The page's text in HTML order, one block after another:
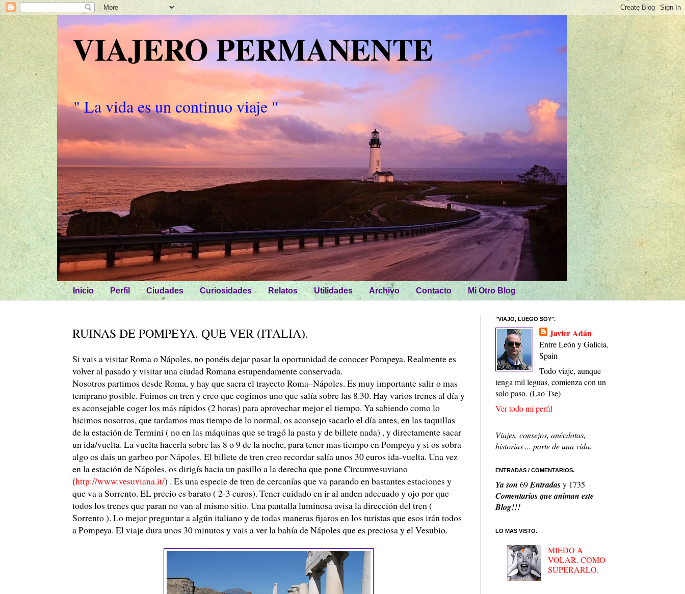
VIAJERO PERMANENTE
" La vida es un continuo viaje "
Inicio Perfil Ciudades Curiosidades Relatos Utilidades Archivo Contacto Mi Otro Blog
RUINAS DE POMPEYA. QUE VER (ITALIA).
Si vais a visitar Roma o Nápoles, no ponéis dejar pasar la oportunidad de conocer Pompeya. Realmente es
volver al pasado y visitar una ciudad Romana estupendamente conservada.
Nosotros partimos desde Roma, y hay que sacra el trayecto Roma–Nápoles. Es muy importante salir o mas
temprano posible. Fuimos en tren y creo que cogimos uno que salía sobre las 8.30. Hay varios trenes al día y
es aconsejable coger los más rápidos (2 horas) para aprovechar mejor el tiempo. Ya sabiendo como lo
hicimos nosotros, que tardamos mas tiempo de lo normal, os aconsejo sacarlo el día antes, en las taquillas
de la estación de Termini ( no en las máquinas que se tragó la pasta y de billete nada) , y directamente sacar
un ida/vuelta. La vuelta hacerla sobre las 8 o 9 de la noche, para tener mas tiempo en Pompeya y si os sobra
algo os dais un garbeo por Nápoles. El billete de tren creo recordar salía unos 30 euros ida-vuelta. Una vez
en la estación de Nápoles, os dirigís hacia un pasillo a la derecha que pone Circumvesuviano
(http://www.vesuviana.it/) . Es una especie de tren de cercanías que va parando en bastantes estaciones y
que va a Sorrento. EL precio es barato ( 2-3 euros). Tener cuidado en ir al anden adecuado y ojo por que
todos los trenes que paran no van al mismo sitio. Una pantalla luminosa avisa la dirección del tren (
Sorrento ). Lo mejor preguntar a algún italiano y de todas maneras fijaros en los turistas que esos irán todos
a Pompeya. El viaje dura unos 30 minutos y vais a ver la bahía de Nápoles que es preciosa y el Vesubio.
"VIAJO, LUEGO SOY".
Javier Adán
Entre León y Galicia,
Spain
Todo viaje, aunque
tenga mil leguas, comienza con un
solo paso. (Lao Tse)
Ver todo mi perfil
Viajes, consejos, anécdotas,
historias ... parte de una vida.
ENTRADAS / COMENTARIOS.
Ya son 69Entradasy 1735
Comentarios que animan este
Blog!!!
LO MAS VISTO.
MIEDO A
VOLAR. COMO
SUPERARLO.